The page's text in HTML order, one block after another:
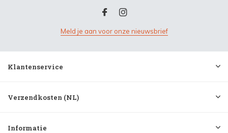
Meld je aan voor onze nieuwsbrief
Klantenservice
Verzendkosten (NL)
Informatie